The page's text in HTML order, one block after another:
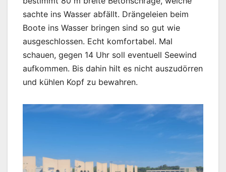
sachte ins Wasser abfällt. Drängeleien beim
Boote ins Wasser bringen sind so gut wie
ausgeschlossen. Echt komfortabel. Mal
schauen, gegen 14 Uhr soll eventuell Seewind
aufkommen. Bis dahin hilt es nicht auszudörren
und kühlen Kopf zu bewahren.